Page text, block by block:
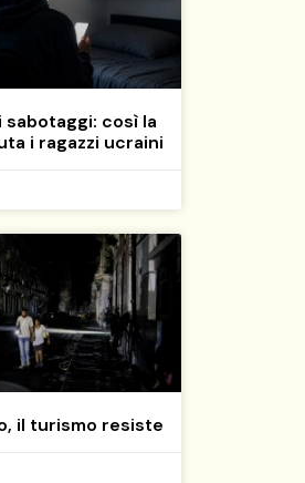
sabotaggi: così la
i ragazzi ucraini
il turismo resiste